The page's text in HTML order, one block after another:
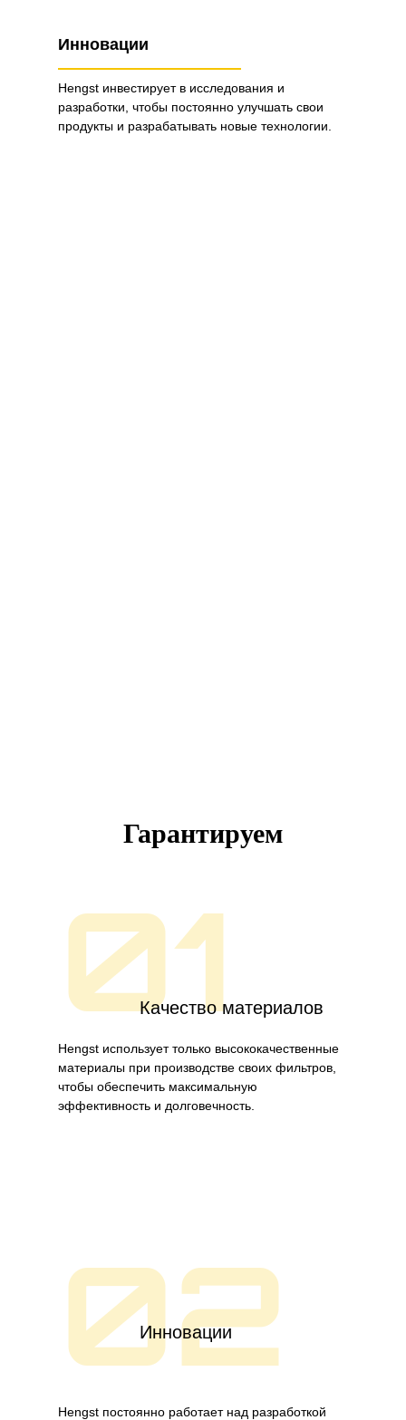
Инновации
Hengst инвестирует в исследования и
разработки, чтобы постоянно улучшать свои
продукты и разрабатывать новые технологии.
Гарантируем
01
Качество материалов
Hengst использует только высококачественные
материалы при производстве своих фильтров,
чтобы обеспечить максимальную
эффективность и долговечность.
02
Инновации
Hengst постоянно работает над разработкой